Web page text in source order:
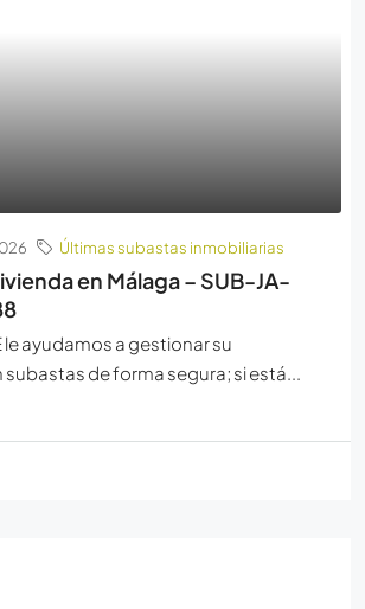
Últimas subastas inmobiliarias
en Málaga – SUB-JA-
le ayudamos a gestionar su
de forma segura; si está...